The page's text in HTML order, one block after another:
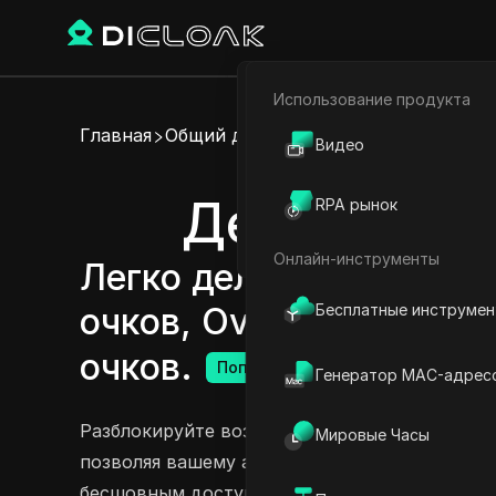
Электронная коммерция
Использование продукта
Видео
RPA рынок
Онлайн-инструменты
Бесплатные
Генератор MAC-
Мировые Часы
Главная Общий доступ к аккаунту
Делитесь
Легко делитесь
очков, Oven AI 2600
очков.
Попробовать сейчас
Разблокируйте возможности Oven AI с
позволяя вашему аккаунту быть доступным